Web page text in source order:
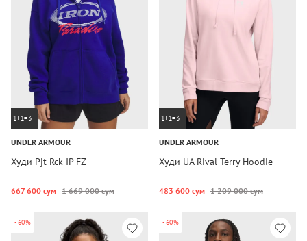
1+1=3
UNDER ARMOUR
Худи Pjt Rck IP FZ
667 600 сум 1 669 000 сум
1+1=3
UNDER ARMOUR
Худи UA Rival Terry Hoodie
483 600 сум 1 209 000 сум
-60% -60%